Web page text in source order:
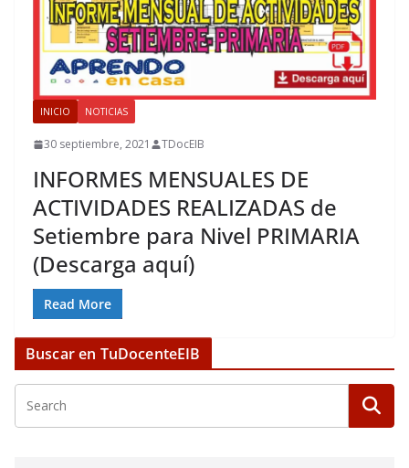
INICIO NOTICIAS
30 septiembre, 2021 TDocEIB
INFORMES MENSUALES DE
ACTIVIDADES REALIZADAS de
Setiembre para Nivel PRIMARIA
(Descarga aquí)
Read More
Buscar en TuDocenteEIB